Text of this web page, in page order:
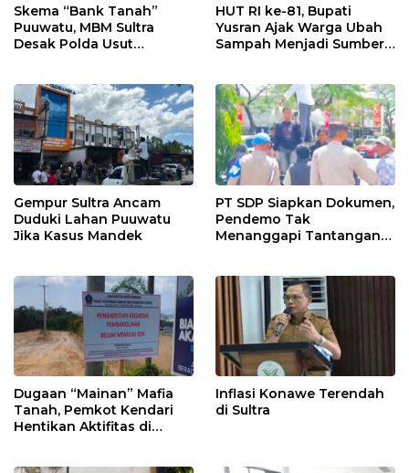
Skema “Bank Tanah”
Puuwatu, MBM Sultra
Desak Polda Usut
HUT RI ke-81, Bupati
Yusran Ajak Warga Ubah
Sampah Menjadi Sumber
Gempur Sultra Ancam
Duduki Lahan Puuwatu
Jika Kasus Mandek
PT SDP Siapkan Dokumen,
Pendemo Tak
Menanggapi Tantangan
Dugaan “Mainan” Mafia
Tanah, Pemkot Kendari
Hentikan Aktifitas di
Inflasi Konawe Terendah
di Sultra